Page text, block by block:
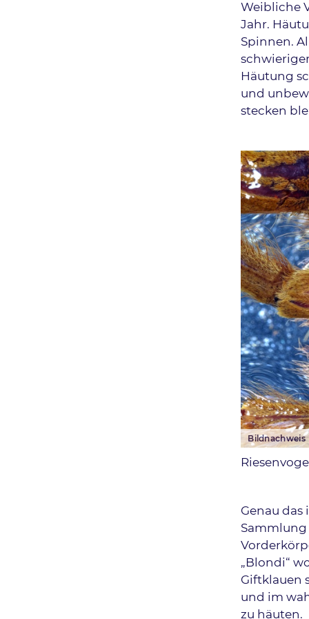
Weibliche
Jahr.
Spinnen.
Häutung
und
stecken
Bild
Bildnachweis
Genau das
Sammlung
„Blondi“
Giftklauen
und im
zu häuten.